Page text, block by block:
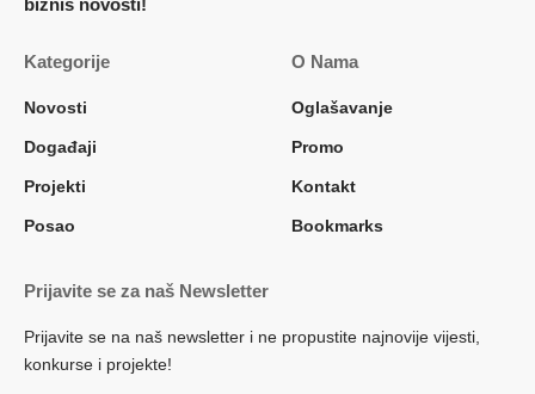
biznis novosti!
Kategorije
Novosti
Događaji
Projekti
Posao
O Nama
Oglašavanje
Promo
Kontakt
Bookmarks
Prijavite se za naš Newsletter
Prijavite se na naš newsletter i ne propustite najnovije vijesti,
konkurse i projekte!